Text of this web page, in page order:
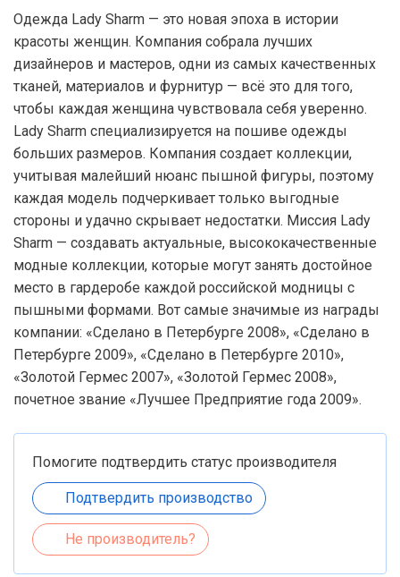
Одежда Lady Sharm — это новая эпоха в истории
красоты женщин. Компания собрала лучших
дизайнеров и мастеров, одни из самых качественных
тканей, материалов и фурнитур — всё это для того,
чтобы каждая женщина чувствовала себя уверенно.
Lady Sharm специализируется на пошиве одежды
больших размеров. Компания создает коллекции,
учитывая малейший нюанс пышной фигуры, поэтому
каждая модель подчеркивает только выгодные
стороны и удачно скрывает недостатки. Миссия Lady
Sharm — создавать актуальные, высококачественные
модные коллекции, которые могут занять достойное
место в гардеробе каждой российской модницы с
пышными формами. Вот самые значимые из награды
компании: «Сделано в Петербурге 2008», «Сделано в
Петербурге 2009», «Сделано в Петербурге 2010»,
«Золотой Гермес 2007», «Золотой Гермес 2008»,
почетное звание «Лучшее Предприятие года 2009».
Помогите подтвердить статус производителя
Подтвердить производство
Не производитель?